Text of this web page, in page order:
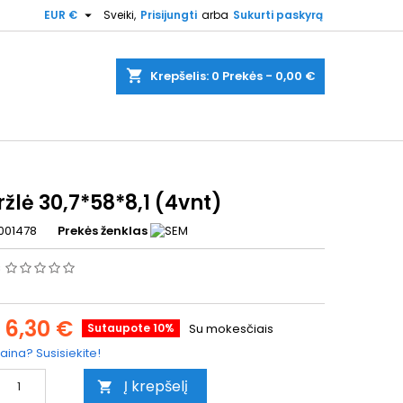
Sveiki, Prisijungti arba Sukurti paskyrą
EUR € 
shopping_cart Krepšelis: 0 Prekės - 0,00 €
30,7*58*8,1 (4vnt)
Prekės ženklas
6,30 € Sutaupote 10%
Su mokesčiais
Susisiekite!
 Į krepšelį